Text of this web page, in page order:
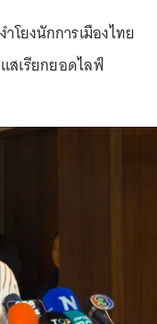
โยงนักการเมืองไทย
สเรียกยอดไลฟ์